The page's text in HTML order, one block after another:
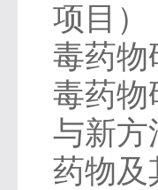
项目）
毒药物
毒药物
与新方
药物及